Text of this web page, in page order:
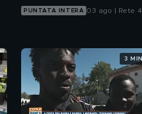
PUNTATA INTERA 03 ago | Rete 4
3 MIN